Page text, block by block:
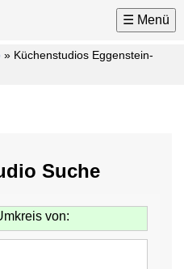
☰ Menü
» Küchenstudios Eggenstein-
Suche
von: